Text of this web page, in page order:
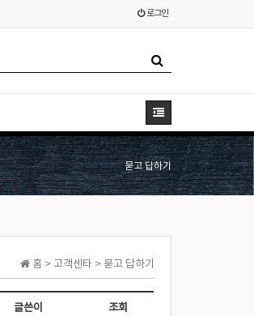
로그인
묻고 답하기
홈 > 고객센타 > 묻고 답하기
글쓴이 조회